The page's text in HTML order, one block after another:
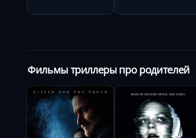
Фильмы триллеры про родителей